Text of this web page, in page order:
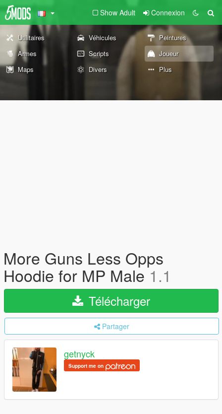
Show Adult Connexion
Utilitaires Véhicules
Peintures
Armes
Scripts
Joueur
Maps
Divers Plus
More Guns Less Opps
Hoodie for MP Male1.1
Télécharger
Partager
getnyck
Support me on